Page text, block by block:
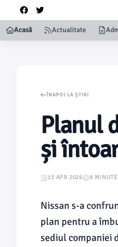
Acasă Actualitate
ÎNAPOI LA ȘTIRI
Planul
și
15 APR 2026 8
Nissan s-a
plan pentru a
sediul companiei